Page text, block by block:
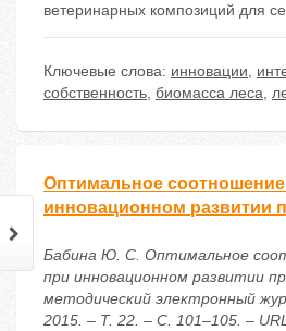
ветеринарных композиций для
Ключевые слова: инновации,
собственность, биомасса леса,
Оптимальное
инновационном развитии
Бабина Ю. С. Оптимальное
при инновационном развитии
методический электронный
2015. – Т. 22. – С. 101–105. –